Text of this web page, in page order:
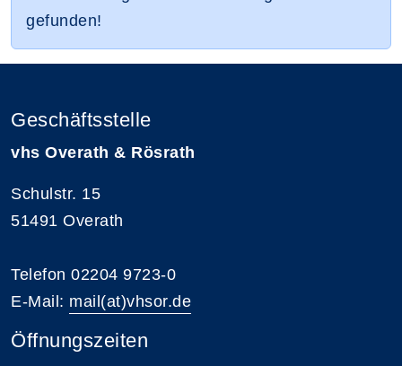
gefunden!
Geschäftsstelle
vhs Overath & Rösrath
Schulstr. 15
51491 Overath
Telefon 02204 9723-0
E-Mail: mail(at)vhsor.de
Öffnungszeiten